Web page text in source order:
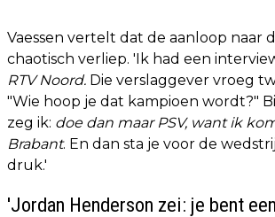
Vaessen vertelt dat de aanloop naar
chaotisch verliep. 'Ik had een
RTV Noord. Die verslaggever vroeg
"Wie hoop je dat kampioen wordt?"
zeg ik: doe dan maar PSV, want ik
Brabant. En dan sta je voor de
druk.'
'Jordan Henderson zei: je bent